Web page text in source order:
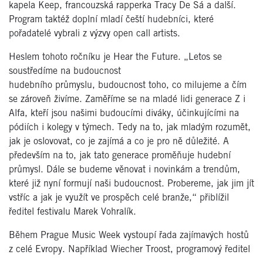
kapela Keep, francouzská rapperka Tracy De Sá a další.
Program taktéž doplní mladí čeští hudebníci, které
pořadatelé vybrali z výzvy open call artists.
Heslem tohoto ročníku je Hear the Future. „Letos se
soustředíme na budoucnost
hudebního průmyslu, budoucnost toho, co milujeme a čím
se zároveň živíme. Zaměříme se na mladé lidi generace Z i
Alfa, kteří jsou našimi budoucími diváky, účinkujícími na
pódiích i kolegy v týmech. Tedy na to, jak mladým rozumět,
jak je oslovovat, co je zajímá a co je pro ně důležité. A
především na to, jak tato generace proměňuje hudební
průmysl. Dále se budeme věnovat i novinkám a trendům,
které již nyní formují naši budoucnost. Probereme, jak jim jít
vstříc a jak je využít ve prospěch celé branže,“ přiblížil
ředitel festivalu Marek Vohralík.
Během Prague Music Week vystoupí řada zajímavých hostů
z celé Evropy. Například Wiecher Troost, programový ředitel